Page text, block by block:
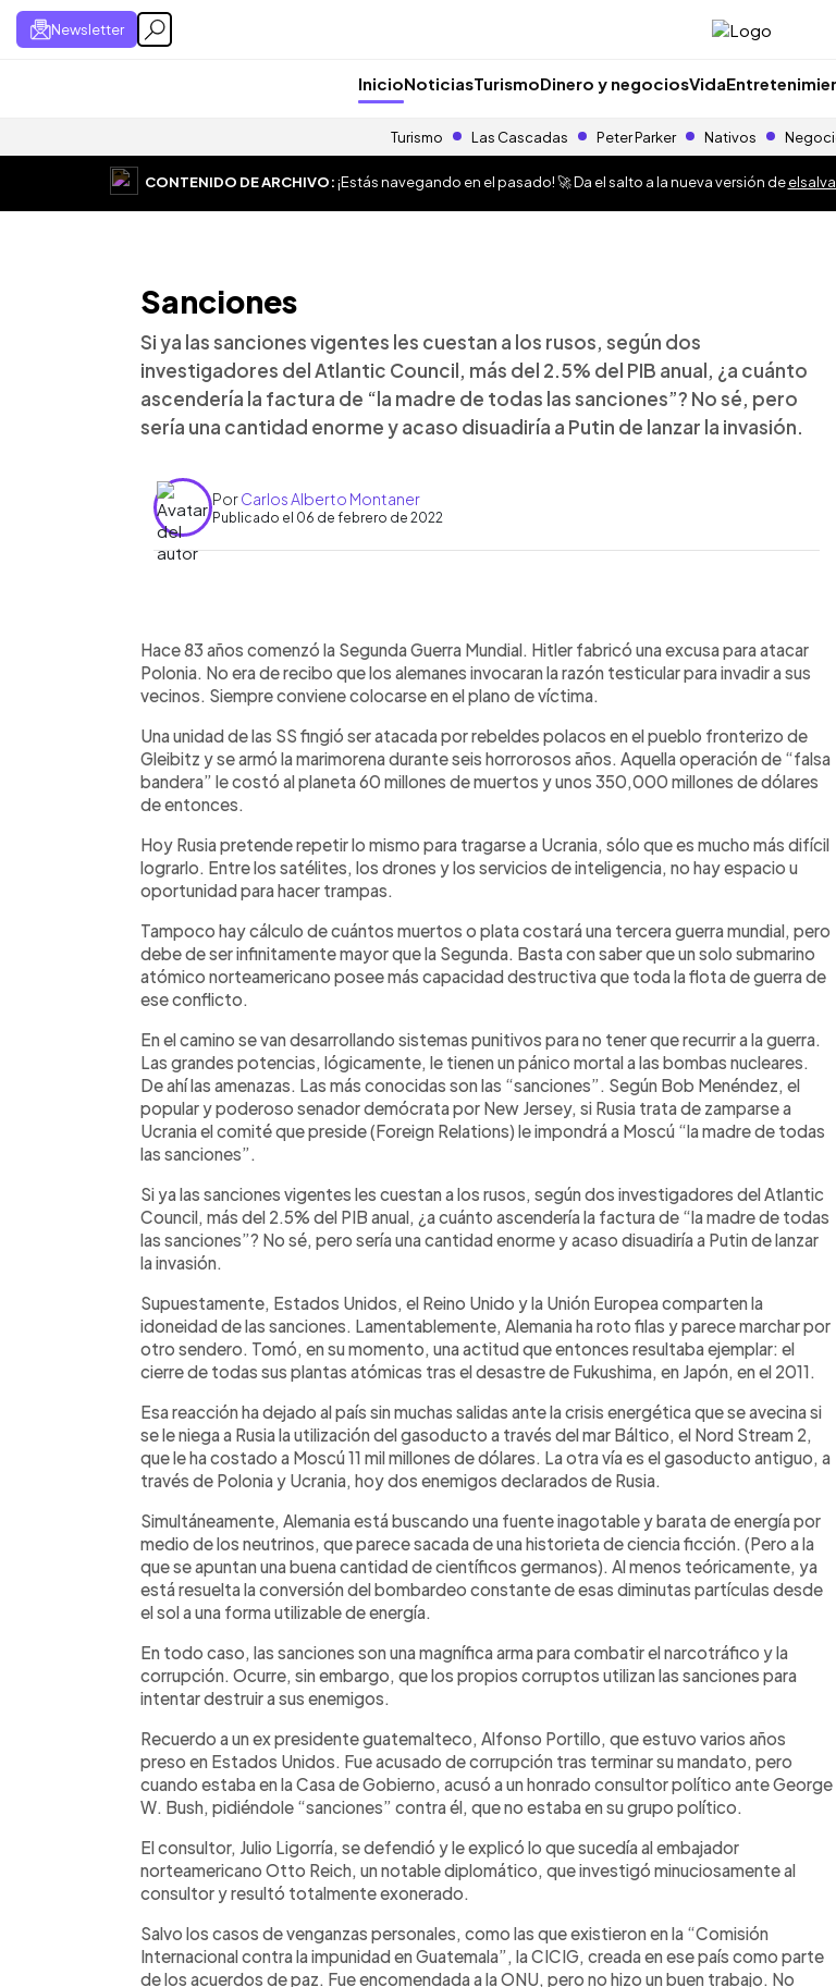
Newsletter
InicioNoticiasTurismoDinero y negociosVida
Turismo Las Cascadas Peter Parker Nativos
CONTENIDO DE ARCHIVO:¡Estás navegando en el pasado! 🚀 Da el salto a la nueva versión de
Sanciones
Si ya las sanciones vigentes les cuestan a los rusos, según dos
investigadores del Atlantic Council, más del 2.5% del PIB anual, ¿a cuánto
ascendería la factura de “la madre de todas las sanciones”? No sé, pero
sería una cantidad enorme y acaso disuadiría a Putin de lanzar la invasión.
PorCarlos Alberto Montaner
Publicado el 06 de febrero de 2022
► Escuchar artículo
Hace 83 años comenzó la Segunda Guerra Mundial. Hitler fabricó una excusa para atacar
Polonia. No era de recibo que los alemanes invocaran la razón testicular para invadir a sus
vecinos. Siempre conviene colocarse en el plano de víctima.
Una unidad de las SS fingió ser atacada por rebeldes polacos en el pueblo fronterizo de
Gleibitz y se armó la marimorena durante seis horrorosos años. Aquella operación de “falsa
bandera” le costó al planeta 60 millones de muertos y unos 350,000 millones de dólares
de entonces.
Hoy Rusia pretende repetir lo mismo para tragarse a Ucrania, sólo que es mucho más difícil
lograrlo. Entre los satélites, los drones y los servicios de inteligencia, no hay espacio u
oportunidad para hacer trampas.
Tampoco hay cálculo de cuántos muertos o plata costará una tercera guerra mundial, pero
debe de ser infinitamente mayor que la Segunda. Basta con saber que un solo submarino
atómico norteamericano posee más capacidad destructiva que toda la flota de guerra de
ese conflicto.
En el camino se van desarrollando sistemas punitivos para no tener que recurrir a la guerra.
Las grandes potencias, lógicamente, le tienen un pánico mortal a las bombas nucleares.
De ahí las amenazas. Las más conocidas son las “sanciones”. Según Bob Menéndez, el
popular y poderoso senador demócrata por New Jersey, si Rusia trata de zamparse a
Ucrania el comité que preside (Foreign Relations) le impondrá a Moscú “la madre de todas
las sanciones”.
Si ya las sanciones vigentes les cuestan a los rusos, según dos investigadores del Atlantic
Council, más del 2.5% del PIB anual, ¿a cuánto ascendería la factura de “la madre de todas
las sanciones”? No sé, pero sería una cantidad enorme y acaso disuadiría a Putin de lanzar
la invasión.
Supuestamente, Estados Unidos, el Reino Unido y la Unión Europea comparten la
idoneidad de las sanciones. Lamentablemente, Alemania ha roto filas y parece marchar por
otro sendero. Tomó, en su momento, una actitud que entonces resultaba ejemplar: el
cierre de todas sus plantas atómicas tras el desastre de Fukushima, en Japón, en el 2011.
Esa reacción ha dejado al país sin muchas salidas ante la crisis energética que se avecina si
se le niega a Rusia la utilización del gasoducto a través del mar Báltico, el Nord Stream 2,
que le ha costado a Moscú 11 mil millones de dólares. La otra vía es el gasoducto antiguo, a
través de Polonia y Ucrania, hoy dos enemigos declarados de Rusia.
Simultáneamente, Alemania está buscando una fuente inagotable y barata de energía por
medio de los neutrinos, que parece sacada de una historieta de ciencia ficción. (Pero a la
que se apuntan una buena cantidad de científicos germanos). Al menos teóricamente, ya
está resuelta la conversión del bombardeo constante de esas diminutas partículas desde
el sol a una forma utilizable de energía.
En todo caso, las sanciones son una magnífica arma para combatir el narcotráfico y la
corrupción. Ocurre, sin embargo, que los propios corruptos utilizan las sanciones para
intentar destruir a sus enemigos.
Recuerdo a un ex presidente guatemalteco, Alfonso Portillo, que estuvo varios años
preso en Estados Unidos. Fue acusado de corrupción tras terminar su mandato, pero
cuando estaba en la Casa de Gobierno, acusó a un honrado consultor político ante George
W. Bush, pidiéndole “sanciones” contra él, que no estaba en su grupo político.
El consultor, Julio Ligorría, se defendió y le explicó lo que sucedía al embajador
norteamericano Otto Reich, un notable diplomático, que investigó minuciosamente al
consultor y resultó totalmente exonerado.
Salvo los casos de venganzas personales, como las que existieron en la “Comisión
Internacional contra la impunidad en Guatemala”, la CICIG, creada en ese país como parte
de los acuerdos de paz. Fue encomendada a la ONU, pero no hizo un buen trabajo. No